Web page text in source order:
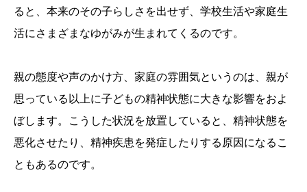
ると、本来のその子らしさを出せず、学校生活や家庭生
活にさまざまなゆがみが生まれてくるのです。
親の態度や声のかけ方、家庭の雰囲気というのは、親が
思っている以上に子どもの精神状態に大きな影響をおよ
ぼします。こうした状況を放置していると、精神状態を
悪化させたり、精神疾患を発症したりする原因になるこ
ともあるのです。